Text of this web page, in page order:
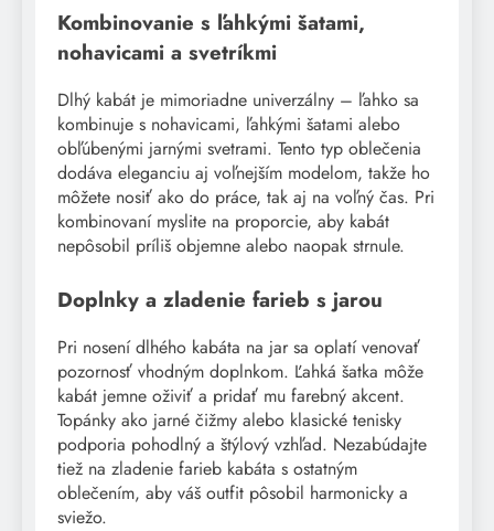
Kombinovanie s ľahkými šatami,
nohavicami a svetríkmi
Dlhý kabát je mimoriadne univerzálny – ľahko sa
kombinuje s nohavicami, ľahkými šatami alebo
obľúbenými jarnými svetrami. Tento typ oblečenia
dodáva eleganciu aj voľnejším modelom, takže ho
môžete nosiť ako do práce, tak aj na voľný čas. Pri
kombinovaní myslite na proporcie, aby kabát
nepôsobil príliš objemne alebo naopak strnule.
Doplnky a zladenie farieb s jarou
Pri nosení dlhého kabáta na jar sa oplatí venovať
pozornosť vhodným doplnkom. Ľahká šatka môže
kabát jemne oživiť a pridať mu farebný akcent.
Topánky ako jarné čižmy alebo klasické tenisky
podporia pohodlný a štýlový vzhľad. Nezabúdajte
tiež na zladenie farieb kabáta s ostatným
oblečením, aby váš outfit pôsobil harmonicky a
sviežo.